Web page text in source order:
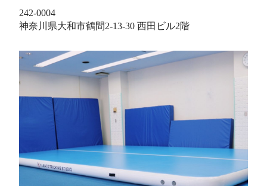
242-0004
神奈川県大和市鶴間2-13-30 西田ビル2階